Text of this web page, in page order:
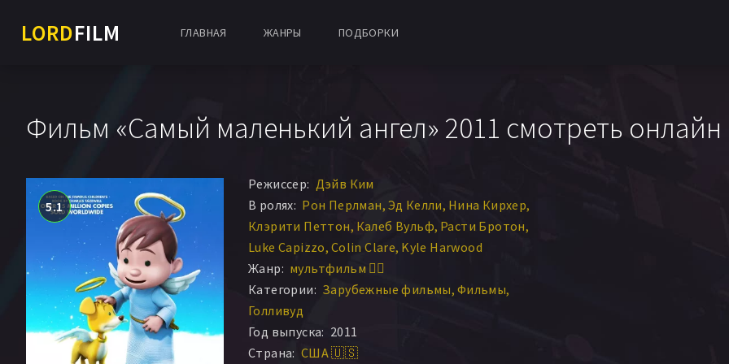
LORDFILM ГЛАВНАЯ ЖАНРЫ ПОДБОРКИ
Фильм «Самый маленький ангел» 2011 смотреть онлайн
5.1
Режиссер: Дэйв Ким
В ролях: Рон Перлман Эд Келли Нина Кирхер
Клэрити Петтон Калеб Вульф Расти Бротон
Luke Capizzo Colin Clare Kyle Harwood
Жанр: мультфильм 🧚‍♀️
Категории: Зарубежные фильмы Фильмы
Голливуд
Год выпуска: 2011
Страна: США 🇺🇸